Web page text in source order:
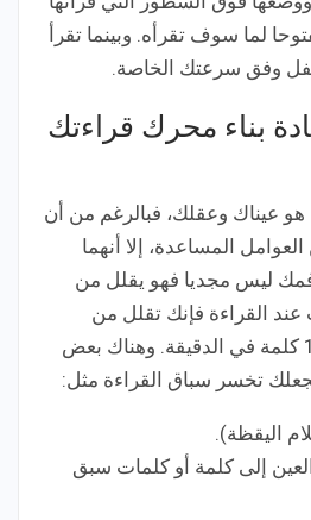
لما سوف تقرأه. وبينما تقرأ
وفق سرعتك الخاصة.
بناء محرك قراءتك
عيناك وعقلك، فبالرغم من أن
المساعدة، إلا أنهما
فمك ليس مجديا فهو يقلل من
القراءة فإنك تقلل من
سرعة قراءتك إلى 150 كلمة في الدقيقة. وهناك بعض
تجعلك تخسر سباق القراءة مثل:
اليقظة).
العين إلى كلمة أو كلمات سبق